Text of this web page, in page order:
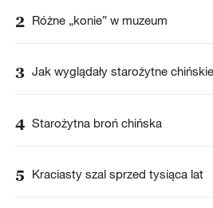
2 Różne „konie” w muzeum
3 Jak wyglądały starożytne
4 Starożytna broń chińska
5 Kraciasty szal sprzed tysiąca lat